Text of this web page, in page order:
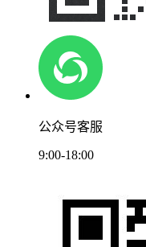
公众号客服
9:00-18:00